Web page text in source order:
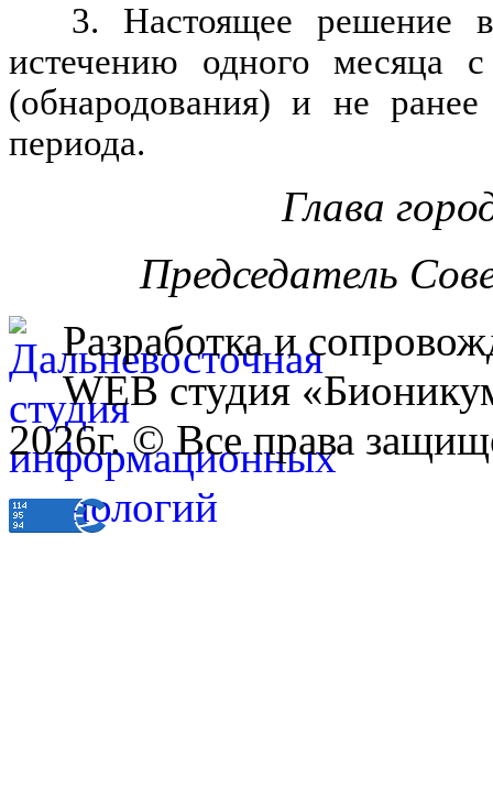
3. Настоящее решение
истечению одного месяца
(обнародования) и не ранее
периода.
Глава
Председатель
Разработка и
WEB студия
2026г. © Все права